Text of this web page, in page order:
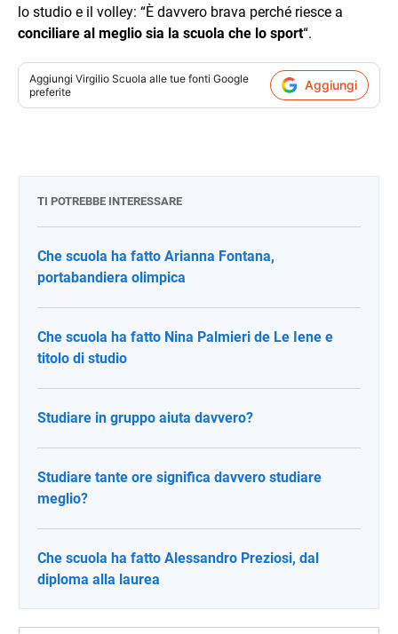
lo studio e il volley: “È davvero brava perché riesce a
conciliare al meglio sia la scuola che lo sport“.
Aggiungi Virgilio Scuola alle tue fonti Google
preferite
Aggiungi
TI POTREBBE INTERESSARE
Che scuola ha fatto Arianna Fontana,
portabandiera olimpica
Che scuola ha fatto Nina Palmieri de Le Iene e
titolo di studio
Studiare in gruppo aiuta davvero?
Studiare tante ore significa davvero studiare
meglio?
Che scuola ha fatto Alessandro Preziosi, dal
diploma alla laurea